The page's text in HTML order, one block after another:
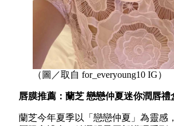
（圖／取自 for_everyoung10 IG）
唇膜推薦：蘭芝 戀戀仲夏迷你潤唇禮
蘭芝今年夏季以「戀戀仲夏」為靈感